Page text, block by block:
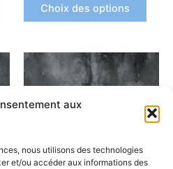
aux
nous utilisons des technologies
et/ou accéder aux informations des
Choix des options
Ce